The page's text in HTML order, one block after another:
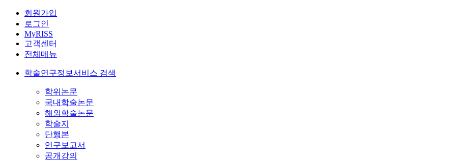
회원가입
로그인
MyRISS
고객센터
전체메뉴
학술연구정보서비스 검색
학위논문
국내학술논문
해외학술논문
학술지
단행본
연구보고서
공개강의